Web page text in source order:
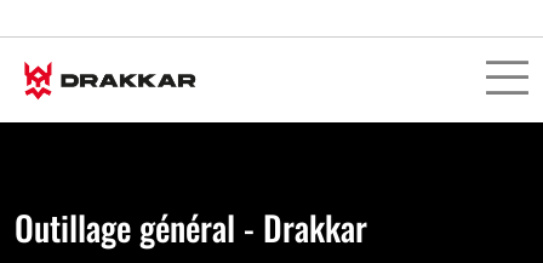
Outillage général - Drakkar